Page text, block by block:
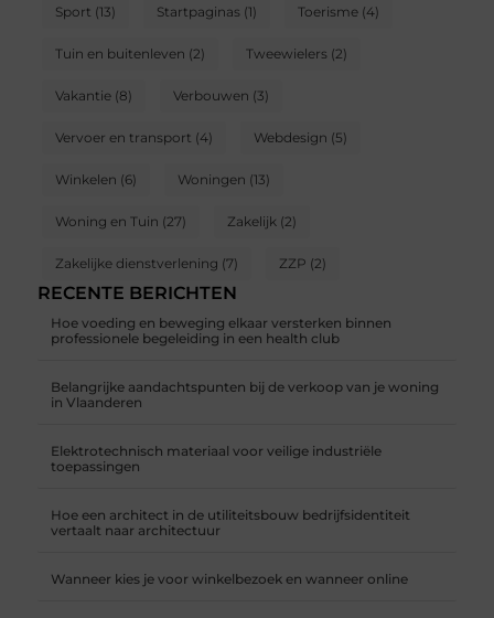
Sport (13) Startpaginas (1) Toerisme (4)
Tuin en buitenleven (2) Tweewielers (2)
Vakantie (8) Verbouwen (3)
Vervoer en transport (4) Webdesign (5)
Winkelen (6) Woningen (13)
Woning en Tuin (27) Zakelijk (2)
Zakelijke dienstverlening (7) ZZP (2)
RECENTE BERICHTEN
Hoe voeding en beweging elkaar versterken binnen
professionele begeleiding in een health club
Belangrijke aandachtspunten bij de verkoop van je woning
in Vlaanderen
Elektrotechnisch materiaal voor veilige industriële
toepassingen
Hoe een architect in de utiliteitsbouw bedrijfsidentiteit
vertaalt naar architectuur
Wanneer kies je voor winkelbezoek en wanneer online